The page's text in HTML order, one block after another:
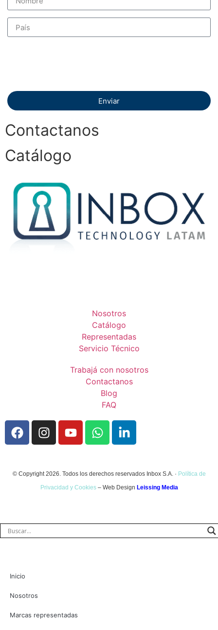
Enviar
Contactanos
Catálogo
Nosotros
Catálogo
Representadas
Servicio Técnico
Trabajá con nosotros
Contactanos
Blog
FAQ
© Copyright 2026. Todos los derechos reservados Inbox S.A. · Política de
Privacidad y Cookies– Web Design Leissing Media
Inicio
Nosotros
Marcas representadas